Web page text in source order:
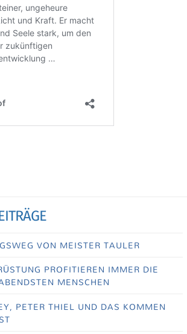
VON MEISTER TAULER
PROFITIEREN IMMER DIE
MENSCHEN
PETER THIEL UND DAS KOMMEN